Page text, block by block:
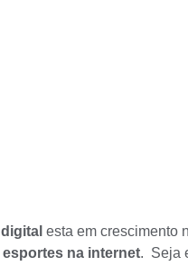
esta em crescimento
esportes na internet. Seja